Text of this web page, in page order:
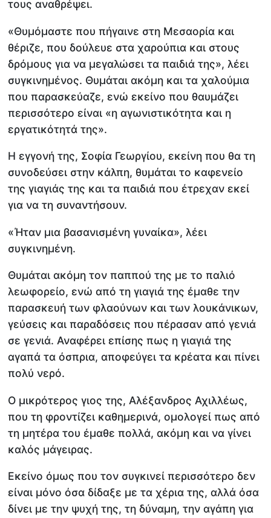
τους αναθρέψει.
«Θυμόμαστε που πήγαινε στη Μεσαορία και
θέριζε, που δούλευε στα χαρούπια και στους
δρόμους για να μεγαλώσει τα παιδιά της», λέει
συγκινημένος. Θυμάται ακόμη και τα χαλούμια
που παρασκεύαζε, ενώ εκείνο που θαυμάζει
περισσότερο είναι «η αγωνιστικότητα και η
εργατικότητά της».
Η εγγονή της, Σοφία Γεωργίου, εκείνη που θα τη
συνοδεύσει στην κάλπη, θυμάται το καφενείο
της γιαγιάς της και τα παιδιά που έτρεχαν εκεί
για να τη συναντήσουν.
«Ήταν μια βασανισμένη γυναίκα», λέει
συγκινημένη.
Θυμάται ακόμη τον παππού της με το παλιό
λεωφορείο, ενώ από τη γιαγιά της έμαθε την
παρασκευή των φλαούνων και των λουκάνικων,
γεύσεις και παραδόσεις που πέρασαν από γενιά
σε γενιά. Αναφέρει επίσης πως η γιαγιά της
αγαπά τα όσπρια, αποφεύγει τα κρέατα και πίνει
πολύ νερό.
Ο μικρότερος γιος της, Αλέξανδρος Αχιλλέως,
που τη φροντίζει καθημερινά, ομολογεί πως από
τη μητέρα του έμαθε πολλά, ακόμη και να γίνει
καλός μάγειρας.
Εκείνο όμως που τον συγκινεί περισσότερο δεν
είναι μόνο όσα δίδαξε με τα χέρια της, αλλά όσα
δίνει με την ψυχή της, τη δύναμη, την αγάπη για